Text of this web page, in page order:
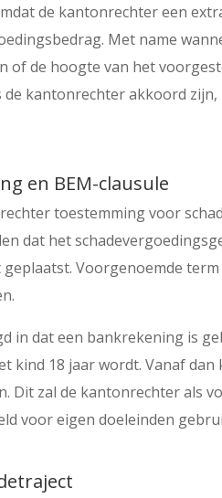
de kantonrechter een
Met name
of de hoogte van het
de kantonrechter akkoord
en BEM-clausule
toestemming voor
dat het
geplaatst. Voorgenoemde
in dat een bankrekening is
kind 18 jaar wordt. Vanaf
Dit zal de kantonrechter als
voor eigen doeleinden